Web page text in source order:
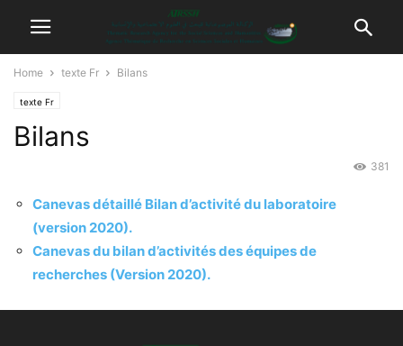
Home texte Fr Bilans
texte Fr
Bilans
381
Canevas détaillé Bilan d’activité du laboratoire
(version 2020).
Canevas du bilan d’activités des équipes de
recherches (Version 2020).